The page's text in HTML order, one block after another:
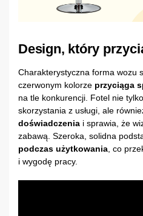
Design, który
Charakterystyczna forma wozu
czerwonym kolorze przyciąga
na tle konkurencji. Fotel nie
skorzystania z usługi, ale
doświadczenia i sprawia, że
zabawą. Szeroka, solidna
podczas użytkowania , co
i wygodę pracy.